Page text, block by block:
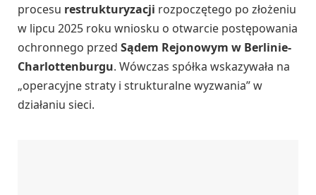
procesu restrukturyzacji rozpoczętego po złożeniu
w lipcu 2025 roku wniosku o otwarcie postępowania
ochronnego przed Sądem Rejonowym w Berlinie-
Charlottenburgu. Wówczas spółka wskazywała na
„operacyjne straty i strukturalne wyzwania” w
działaniu sieci.